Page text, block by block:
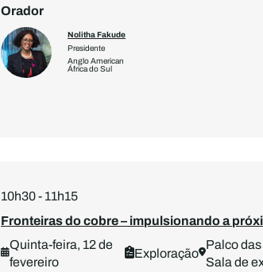
Orador
Nolitha Fakude
Presidente
Anglo American
África do Sul
10h30 - 11h15
Fronteiras do cobre – impulsionando a
Quinta-feira, 12 de
fevereiro
Exploração Palco
Sala de